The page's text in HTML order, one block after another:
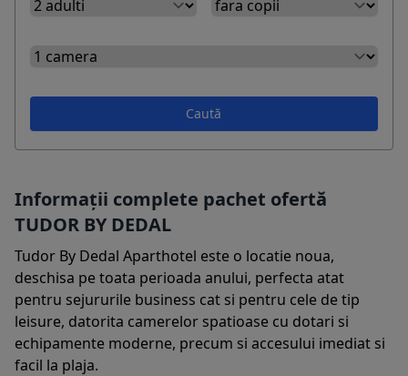
Caută
Informații complete pachet ofertă
TUDOR BY DEDAL
Tudor By Dedal Aparthotel este o locatie noua,
deschisa pe toata perioada anului, perfecta atat
pentru sejururile business cat si pentru cele de tip
leisure, datorita camerelor spatioase cu dotari si
echipamente moderne, precum si accesului imediat si
facil la plaja.